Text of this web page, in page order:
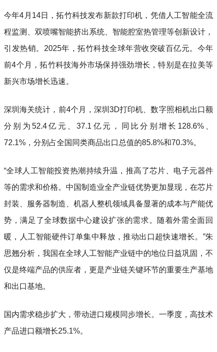
今年4月14日，拓竹科技发布新款打印机，凭借人工智能全流
程监测、双喷嘴智能挤出系统、智能腔室热管理等创新设计，
引发热销。2025年，拓竹科技全球年营收突破百亿元。今年
前4个月，拓竹科技海外市场保持强劲增长，特别是在拉美等
新兴市场增长迅速。
深圳海关统计，前4个月，深圳3D打印机、数字照相机出口额
分别为52.4亿元、37.1亿元，同比分别增长128.6%、
72.1%，分别占全国同类商品出口总值的85.8%和70.3%。
“全球人工智能投资热潮持续升温，推高了芯片、电子元器件
等的需求和价格。中国制造业全产业链优势更加显现，在芯片
封装、服务器制造、机器人整机领域具备显著的成本与产能优
势，满足了全球数据中心建设扩张的需求。随着外需全面回
暖，人工智能硬件订单集中释放，推动出口超快速增长。”朱
思翘分析，我国在全球人工智能产业链中的地位日益巩固，不
仅是终端产品的供应者，更是产业链关键环节的重要生产基地
和出口基地。
国内需求稳步扩大，带动进口规模同步增长。一季度，高技术
产品进口额增长25.1%。